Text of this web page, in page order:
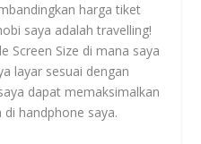
harga tiket
saya adalah travelling!
Screen Size di mana saya
layar sesuai dengan
dapat memaksimalkan
handphone saya.